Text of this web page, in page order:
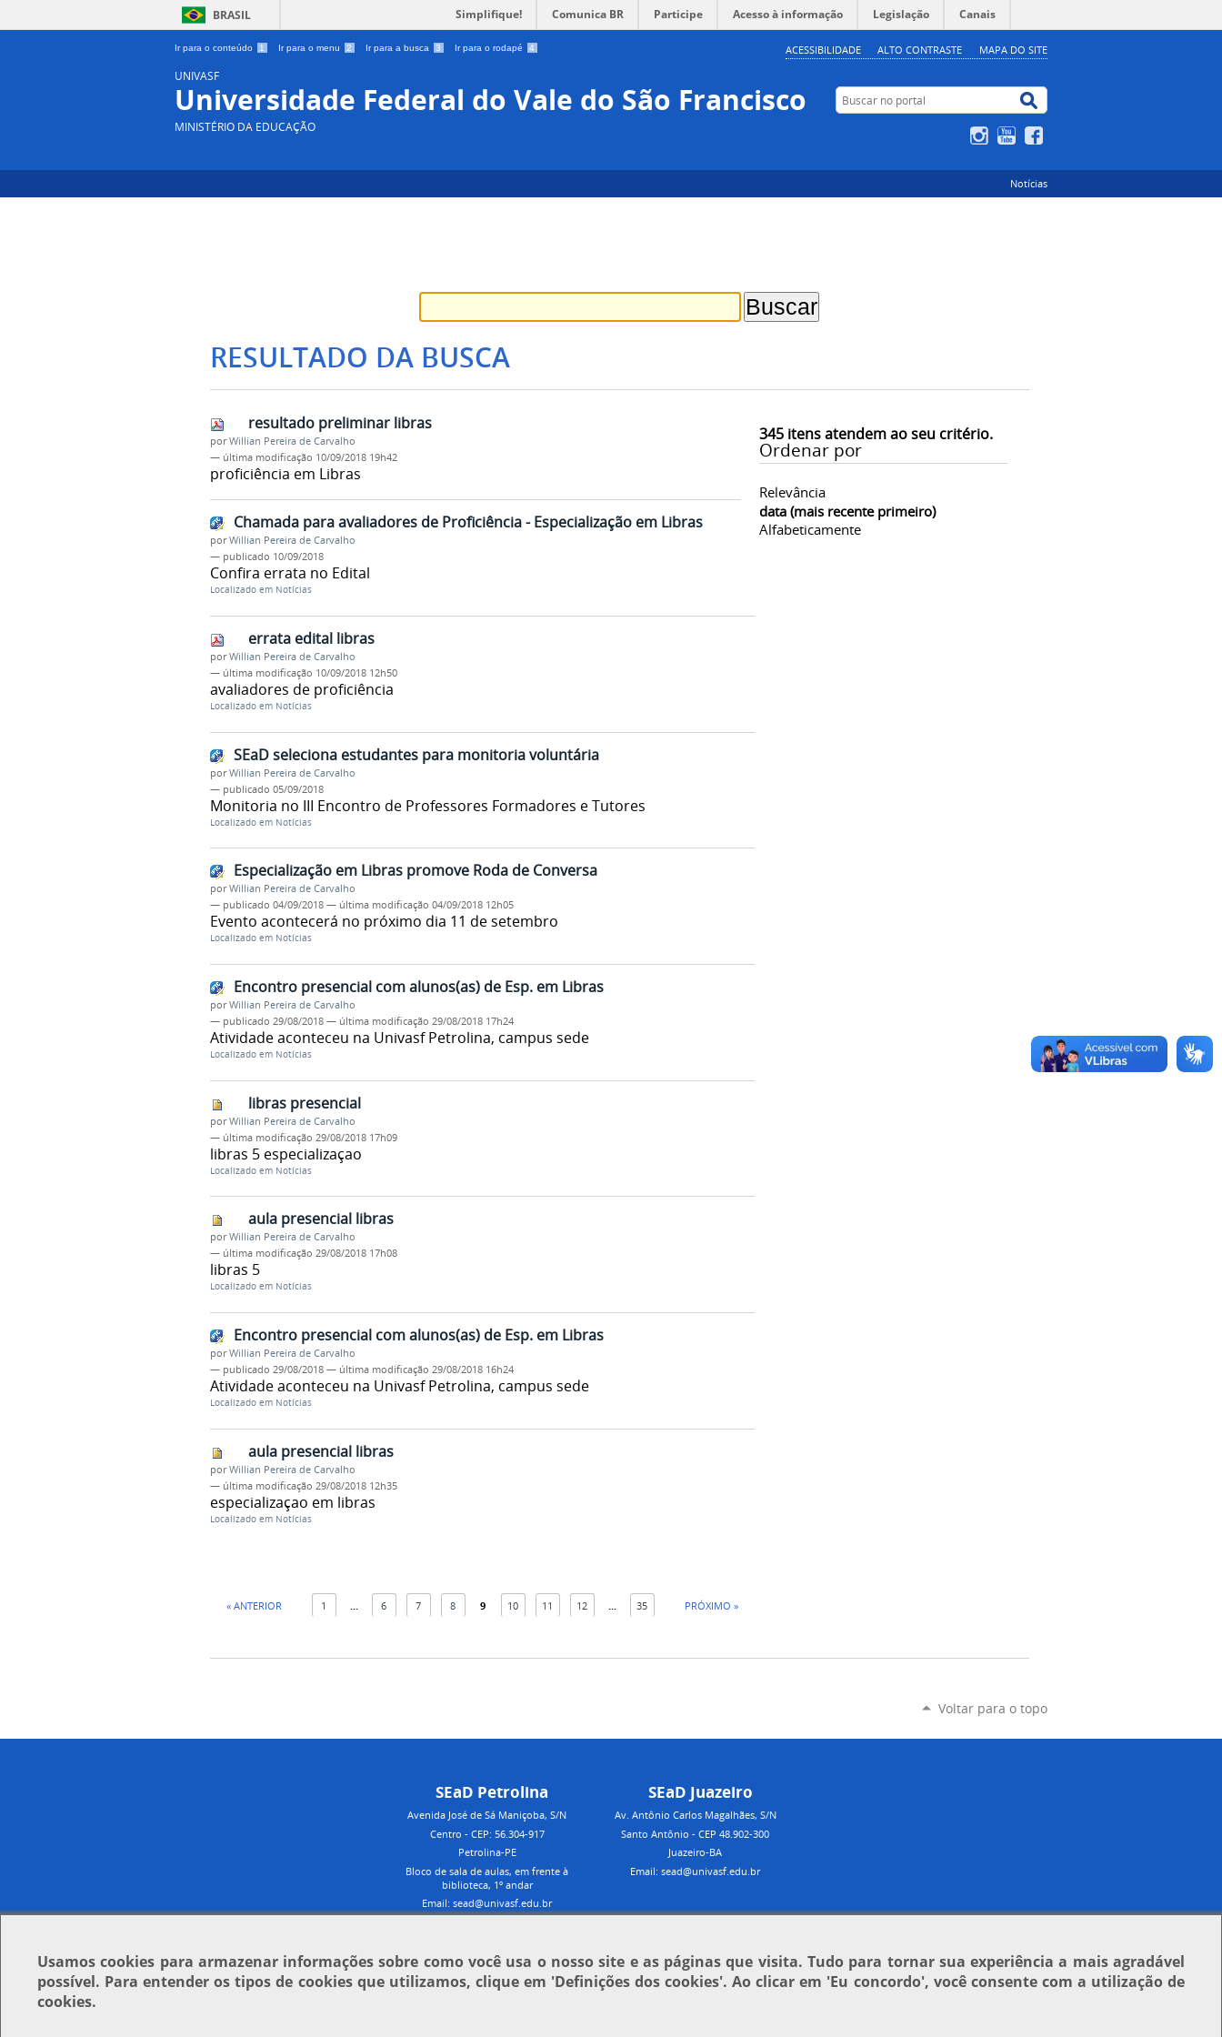
BRASIL Simplifique! Comunica BR Participe Acesso à informação Legislação Canais
Ir para o conteúdo 1 Ir para o menu 2 Ir para a busca 3 Ir para o rodapé 4 ACESSIBILIDADE ALTO CONTRASTE MAPA DO SITE
UNIVASF
Universidade Federal do Vale do São Francisco
MINISTÉRIO DA EDUCAÇÃO
Buscar no portal
InstagramYouTube
Notícias
RESULTADO DA BUSCA
345itens atendem ao seu critério.
Ordenar por
Relevância
data (mais recente primeiro)
Alfabeticamente
resultado preliminar libras
porWillian Pereira de Carvalho
— última modificação 10/09/2018 19h42
proficiência em Libras
Chamada para avaliadores de Proficiência - Especialização em Libras
porWillian Pereira de Carvalho
— publicado 10/09/2018
Confira errata no Edital
Localizado em Notícias
errata edital libras
porWillian Pereira de Carvalho
— última modificação 10/09/2018 12h50
avaliadores de proficiência
Localizado em Notícias
SEaD seleciona estudantes para monitoria voluntária
porWillian Pereira de Carvalho
— publicado 05/09/2018
Monitoria no III Encontro de Professores Formadores e Tutores
Localizado em Notícias
Especialização em Libras promove Roda de Conversa
porWillian Pereira de Carvalho
— publicado 04/09/2018 — última modificação 04/09/2018 12h05
Evento acontecerá no próximo dia 11 de setembro
Localizado em Notícias
Encontro presencial com alunos(as) de Esp. em Libras
porWillian Pereira de Carvalho
— publicado 29/08/2018 — última modificação 29/08/2018 17h24
Atividade aconteceu na Univasf Petrolina, campus sede
Localizado em Notícias
libras presencial
porWillian Pereira de Carvalho
— última modificação 29/08/2018 17h09
libras 5 especializaçao
Localizado em Notícias
aula presencial libras
porWillian Pereira de Carvalho
— última modificação 29/08/2018 17h08
libras 5
Localizado em Notícias
Encontro presencial com alunos(as) de Esp. em Libras
porWillian Pereira de Carvalho
— publicado 29/08/2018 — última modificação 29/08/2018 16h24
Atividade aconteceu na Univasf Petrolina, campus sede
Localizado em Notícias
aula presencial libras
porWillian Pereira de Carvalho
— última modificação 29/08/2018 12h35
especializaçao em libras
Localizado em Notícias
« ANTERIOR 1 6 7 8 9 10 11 12 35 PRÓXIMO »
Voltar para o topo
SEaD Petrolina
Avenida José de Sá Maniçoba, S/N
Centro - CEP: 56.304-917
Petrolina-PE
Bloco de sala de aulas, em frente à
biblioteca, 1º andar
Email: sead@univasf.edu.br
SEaD Juazeiro
Av. Antônio Carlos Magalhães, S/N
Santo Antônio - CEP 48.902-300
Juazeiro-BA
Email: sead@univasf.edu.br
Usamoscookies para armazenar informações sobre como você usa o nosso site e as páginas que visita. Tudo para tornar sua experiência a mais agradável
possível. Para entender os tipos de cookies que utilizamos, clique em 'Definições dos cookies'. Ao clicar em 'Eu concordo', você consente com a utilização de
cookies.